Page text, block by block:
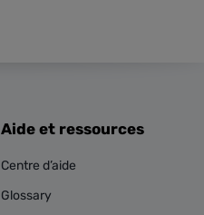
Aide et ressources
Centre d’aide
Glossary